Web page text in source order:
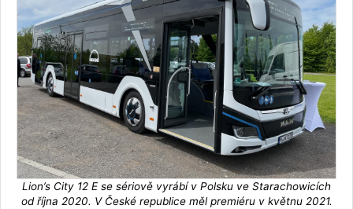
Lion’s City 12 E se sériově vyrábí v Polsku ve Starachowicích
od října 2020. V České republice měl premiéru v květnu 2021.